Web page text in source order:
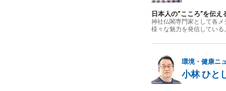
日本人の“こころ”を伝
神社仏閣専門家として各メ
様々な魅力を発信している
環境・健康ニ
小林 ひと